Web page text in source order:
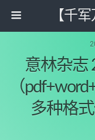
【千
意林杂志
（
多种格